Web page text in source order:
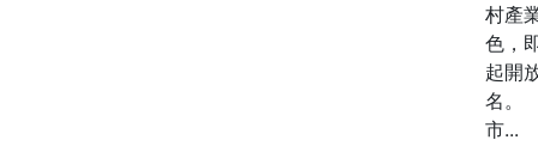
村產
色，
起開
名。
市...